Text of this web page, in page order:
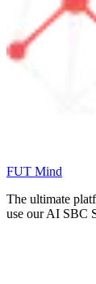
FUT Mind
The ultimate
use our AI SBC